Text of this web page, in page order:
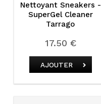
Nettoyant Sneakers -
SuperGel Cleaner
Tarrago
17.50 €
AJOUTER